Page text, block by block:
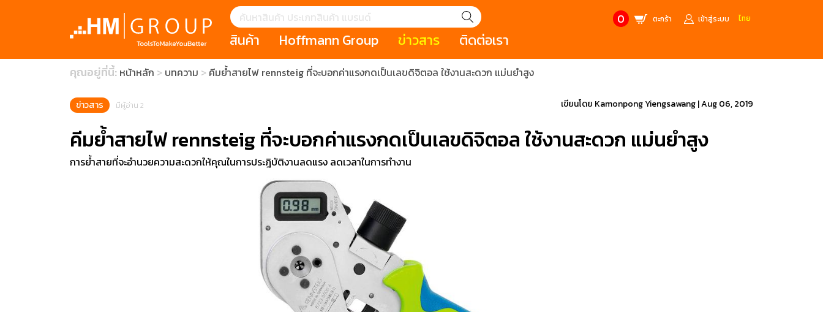
0 ตะกร้า เข้าสู่ระบบ ไทย
สินค้า
แนะนำ
มีดคัตเตอร์นิรภัย (safety cutter)
สินค้าประเภทประแจ
สินค้าราคาพิเศษจากแบรนด์ PB
สินค้าลดราคาพิเศษ
เครื่องมือสำหรับการทำงานในที่สูง
(Tools Height)
เครื่องมือสำหรับช่างยนต์ (
Mechanic Tools)
1 Mono machining / เครื่องมือใช้
งานกับเครื่องจักรและเครื่องCNC
2 Modular machining / ชุด
เครื่องมือใช้งานกับเครื่องจักรและ
เครื่องCNC
Hoffmann Group
HOFFMANN GROUP STORY HOLEX GARANT
ข่าวสาร
บทความ เหตุการณ์ Salespage
Trusco
ติดต่อเรา
คุณอยู่ที่นี้: หน้าหลัก บทความ คีมย้ำสายไฟ rennsteig ที่จะบอกค่าแรงกดเป็นเลขดิจิตอล ใช้งานสะดวก แม่นยำสูง
ข่าวสาร มีผู้อ่าน 2 เขียนโดย Kamonpong Yiengsawang|Aug 06, 2019
คีมย้ำสายไฟ rennsteig ที่จะบอกค่าแรงกดเป็นเลขดิจิตอล ใช้งานสะดวก แม่นยำสูง
การย้ำสายที่จะอำนวยความสะดวกให้คุณในการประฎิบัติงานลดแรง ลดเวลาในการทำงาน